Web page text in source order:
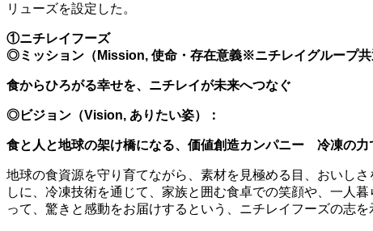
リューズを設定した。
①ニチレイフーズ
◎ミッション（Mission, 使命・存在意義※ニチレイグループ共
食からひろがる幸せを、ニチレイが未来へつなぐ
◎ビジョン（Vision, ありたい姿）：
食と人と地球の架け橋になる、価値創造カンパニー 冷凍の力
地球の食資源を守り育てながら、素材を見極める目、おいし
しに、冷凍技術を通じて、家族と囲む食卓での笑顔や、一人
って、驚きと感動をお届けするという、ニチレイフーズの志を